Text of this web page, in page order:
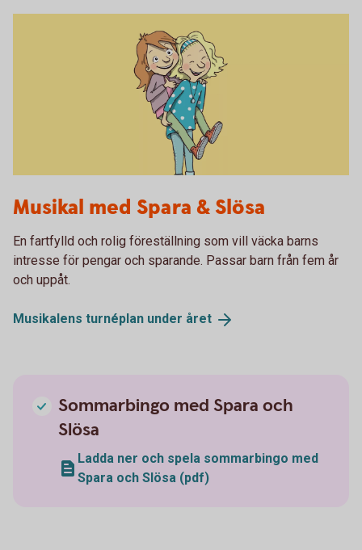
Musikal med Spara & Slösa
En fartfylld och rolig föreställning som vill väcka barns
intresse för pengar och sparande. Passar barn från fem år
och uppåt.
Musikalens turnéplan under året
Sommarbingo med Spara och
Slösa
Ladda ner och spela sommarbingo med
Spara och Slösa (pdf)